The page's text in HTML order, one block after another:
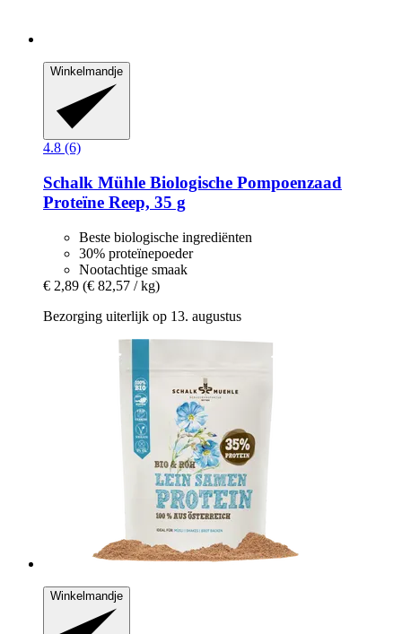
Winkelmandje
4.8 (6)
Schalk Mühle Biologische Pompoenzaad
Proteïne Reep, 35 g
Beste biologische ingrediënten
30% proteïnepoeder
Nootachtige smaak
€ 2,89 (€ 82,57 / kg)
Bezorging uiterlijk op 13. augustus
Winkelmandje